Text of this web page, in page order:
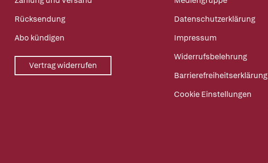
Rücksendung
Abo kündigen
Vertrag widerrufen
Datenschutzerklärung
Impressum
Widerrufsbelehrung
Barrierefreiheitserklärung
Cookie Einstellungen